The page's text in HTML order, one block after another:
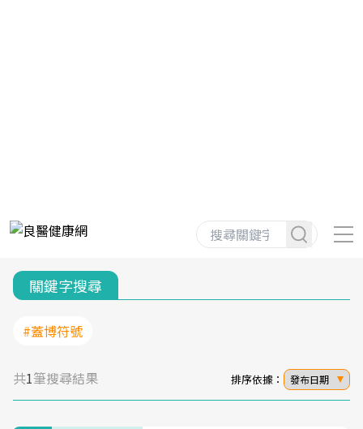
關鍵字搜尋
#蓋博符號
共1筆搜尋結果 排序依據： 發布日期